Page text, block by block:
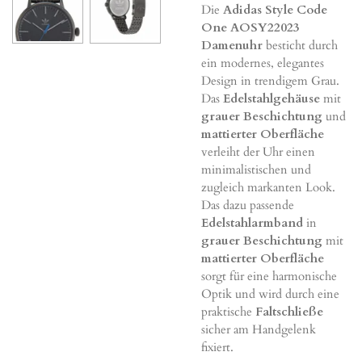
Die Adidas Style Code
One AOSY22023
Damenuhr besticht durch
ein modernes, elegantes
Design in trendigem Grau.
Das Edelstahlgehäuse mit
grauer Beschichtung und
mattierter Oberfläche
verleiht der Uhr einen
minimalistischen und
zugleich markanten Look.
Das dazu passende
Edelstahlarmband in
grauer Beschichtung mit
mattierter Oberfläche
sorgt für eine harmonische
Optik und wird durch eine
praktische Faltschließe
sicher am Handgelenk
fixiert.